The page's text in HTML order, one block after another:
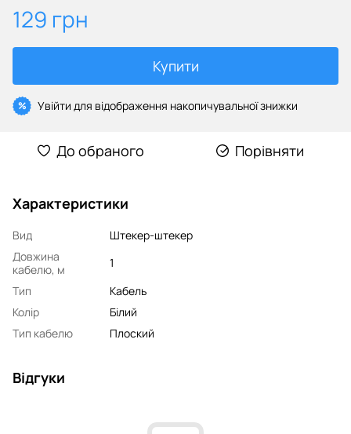
129 грн
Купити
% Увійти для відображення накопичувальної знижки
До обраного Порівняти
Характеристики
Вид
Штекер-штекер
Довжина
кабелю, м
1
Тип
Кабель
Колір
Білий
Тип кабелю
Плоский
Відгуки